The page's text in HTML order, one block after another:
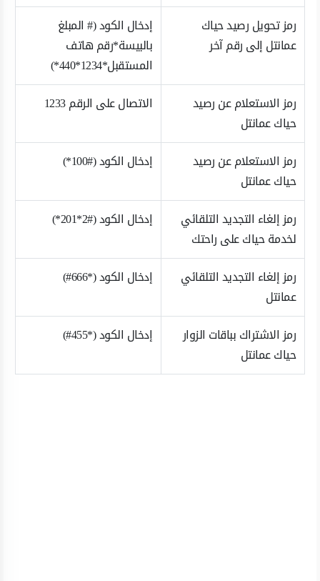
رمز تحويل رصيد حياك
عمانتل إلى رقم آخر
إدخال الكود (# المبلغ
بالبيسة*رقم هاتف
المستقبل*1234*440*)
رمز الاستعلام عن رصيد
حياك عمانتل
الاتصال على الرقم 1233
رمز الاستعلام عن رصيد
حياك عمانتل
إدخال الكود (#100*)
رمز إلغاء التجديد التلقائي
لخدمة حياك على راحتك
إدخال الكود (#2*201*)
رمز إلغاء التجديد التلقائي
عمانتل
إدخال الكود (*666#)
رمز الاشتراك بباقات الزوار
حياك عمانتل
إدخال الكود (*455#)